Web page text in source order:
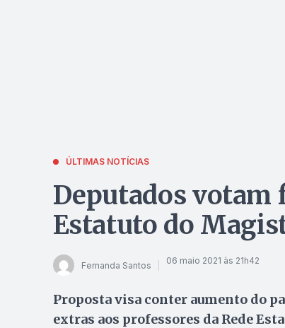
ÚLTIMAS NOTÍCIAS
Deputados votam
Estatuto do
Fernanda Santos 06 maio 2021 às 21h42
Proposta visa conter aumento do
extras aos professores da Rede